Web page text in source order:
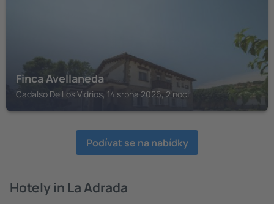
Finca Avellaneda
Cadalso De Los Vidrios, 14 srpna 2026, 2 noci
Podívat se na nabídky
Hotely in La Adrada